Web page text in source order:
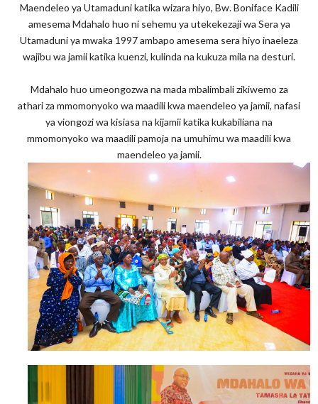
Maendeleo ya Utamaduni katika wizara hiyo, Bw. Boniface Kadili
amesema Mdahalo huo ni sehemu ya utekekezaji wa Sera ya
Utamaduni ya mwaka 1997 ambapo amesema sera hiyo inaeleza
wajibu wa jamii katika kuenzi, kulinda na kukuza mila na desturi.
Mdahalo huo umeongozwa na mada mbalimbali zikiwemo za
athari za mmomonyoko wa maadili kwa maendeleo ya jamii, nafasi
ya viongozi wa kisiasa na kijamii katika kukabiliana na
mmomonyoko wa maadili pamoja na umuhimu wa maadili kwa
maendeleo ya jamii.